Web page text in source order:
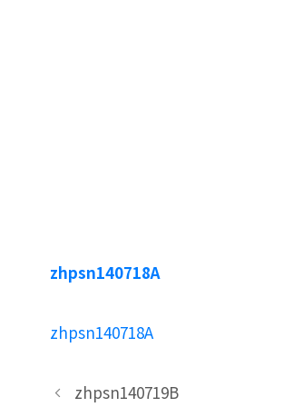
zhpsn140718A
zhpsn140718A
zhpsn140719B